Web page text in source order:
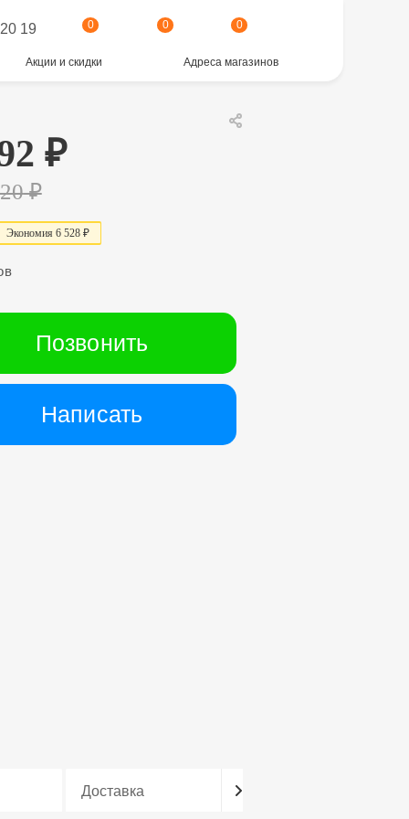
19 0 0 0
Акции и скидки Адреса магазинов
Доставка
₽
₽
Экономия 6 528 ₽
Позвонить
Написать